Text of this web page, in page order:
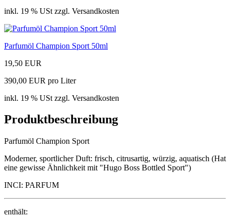
inkl. 19 % USt zzgl. Versandkosten
Parfumöl Champion Sport 50ml
19,50 EUR
390,00 EUR pro Liter
inkl. 19 % USt zzgl. Versandkosten
Produktbeschreibung
Parfumöl Champion Sport
Moderner, sportlicher Duft: frisch, citrusartig, würzig, aquatisch (Hat
eine gewisse Ähnlichkeit mit "Hugo Boss Bottled Sport")
INCI: PARFUM
enthält: